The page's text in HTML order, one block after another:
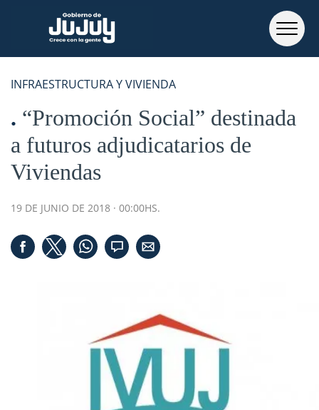
INFRAESTRUCTURA Y VIVIENDA
“Promoción Social” destinada
a futuros adjudicatarios de
Viviendas
19 DE JUNIO DE 2018 · 00:00HS.